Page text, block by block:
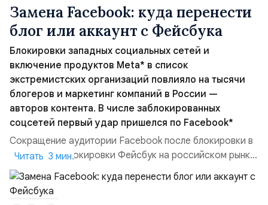
Замена Facebook: куда перенести
блог или аккаунт с Фейсбука
Блокировки западных социальных сетей и
включение продуктов Meta* в список
экстремистских организаций повлияло на тысячи
блогеров и маркетинг компаний в России —
авторов контента. В числе заблокированных
соцсетей первый удар пришелся по Facebook*
Сокращение аудитории Facebook после блокировки в
России. До блокировки Фейсбук на российском рынке
социальных медиа долгое время оставался сугубо
нишевой соцсетью. По данным исследования
Mediascope, проведенного в конце марта, на 25
Читать 3 мин.